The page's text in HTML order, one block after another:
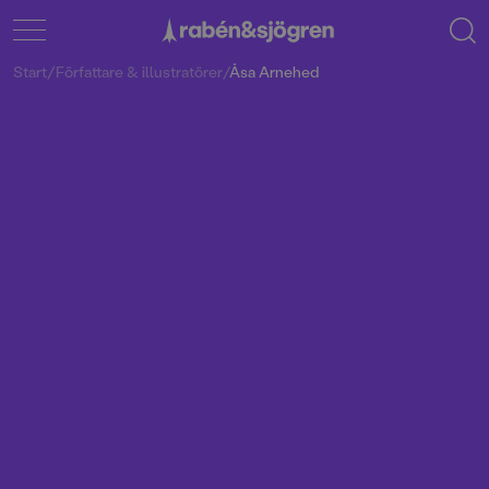
Start/Författare & illustratörer/Åsa Arnehed